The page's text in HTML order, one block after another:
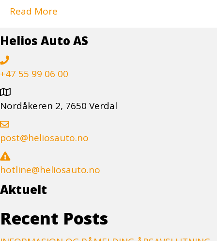
Read More
Helios Auto AS
+47 55 99 06 00
Nordåkeren 2, 7650 Verdal
post@heliosauto.no
hotline@heliosauto.no
Aktuelt
Recent Posts